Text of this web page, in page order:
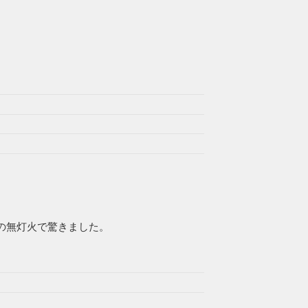
灯火で驚きました。